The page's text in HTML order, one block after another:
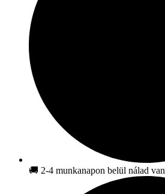
🚚 2-4 munkanapon belül nálad van